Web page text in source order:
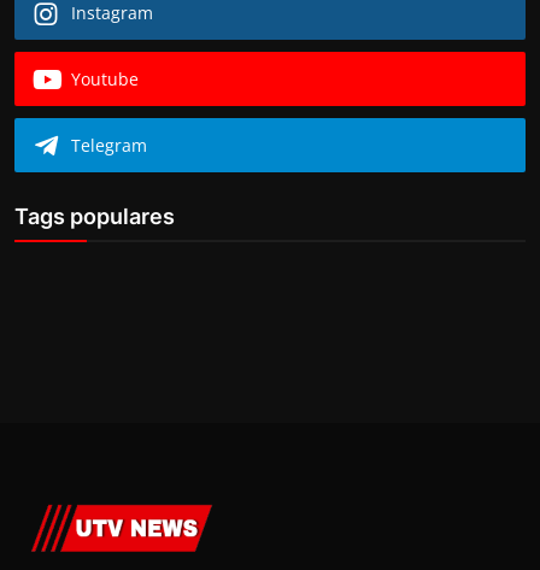
Instagram
Youtube
Telegram
Tags populares